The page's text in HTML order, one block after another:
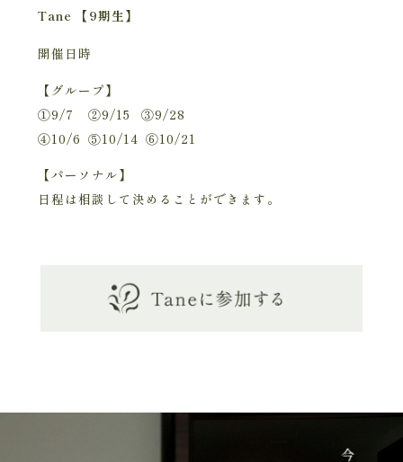
Tane 【9期生】
開催日時
【グループ】
①9/7 ②9/15 ③9/28
④10/6 ⑤10/14 ⑥10/21
【パーソナル】
日程は相談して決めることができます。